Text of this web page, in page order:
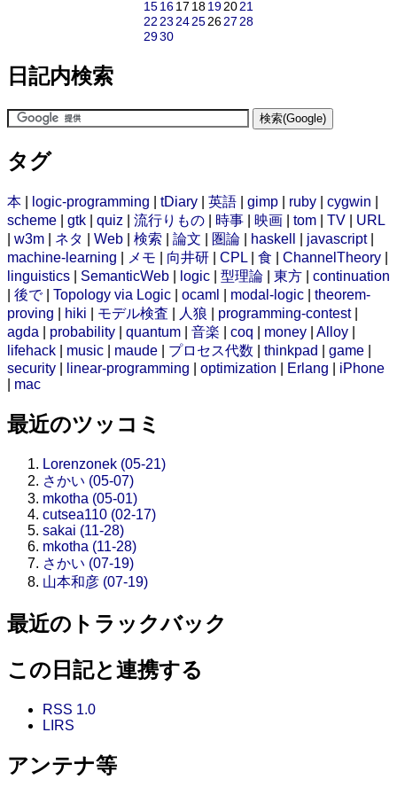
151617 18192021
22 23 24252627 28
2930
日記内検索
タグ
本 logic-programming tDiary 英語 gimp ruby cygwin
scheme
gtk quiz 流行りもの 時事 映画 tom TV
URL
w3m ネタ Web 検索 論文 圏論 haskell javascript|
machine-learning
メモ 向井研 CPL 食 ChannelTheory
linguistics
SemanticWeb logic 型理論 東方
continuation
後で| Topology via Logic ocaml modal-logic
theorem-
proving
hiki モデル検査 人狼 programming-contest|
agda
probability quantum 音楽 coq money Alloy
lifehack
music maude プロセス代数 thinkpad game
security
linear-programming optimization Erlang
iPhone
mac
最近のツッコミ
Lorenzonek (05-21)
さかい (05-07)
mkotha (05-01)
cutsea110 (02-17)
sakai (11-28)
mkotha (11-28)
さかい (07-19)
山本和彦 (07-19)
最近のトラックバック
この日記と連携する
RSS 1.0
LIRS
アンテナ等